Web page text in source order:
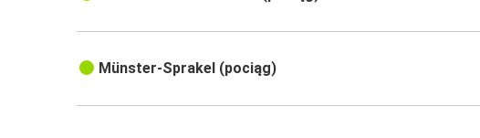
Münster-Sprakel (pociąg)